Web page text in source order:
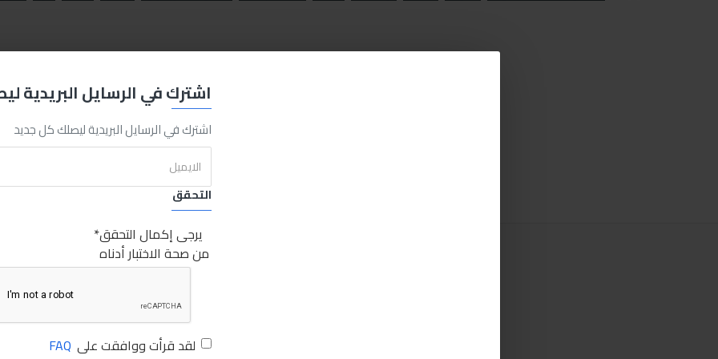
اشترك في الرسايل البريدية
اشترك في الرسايل البريدية ليصلك كل جديد
التحقق
يرجى إكمال التحقق
من صحة الاختبار أدناه
لقد قرأت ووافقت على FAQ